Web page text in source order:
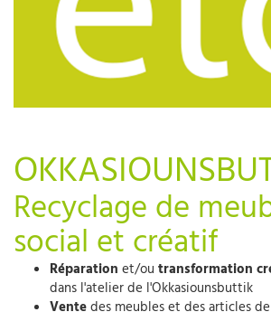
Recyclage de
social et créatif
Réparation et/ou transformation
dans l'atelier de l'Okkasiounsbuttik
Ventedes meubles et des articles